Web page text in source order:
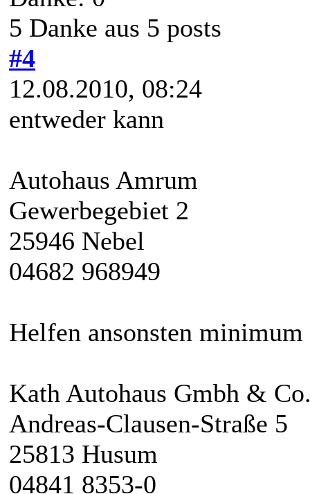
5 Danke aus 5 posts
#4
12.08.2010, 08:24
entweder kann
Autohaus Amrum
Gewerbegebiet 2
25946 Nebel
04682 968949
Helfen ansonsten minimum
Kath Autohaus Gmbh &
Andreas-Clausen-Straße 5
25813 Husum‎
04841 8353-0